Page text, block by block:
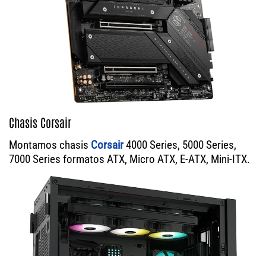
Chasis Corsair
Montamos chasis Corsair4000 Series, 5000 Series,
7000 Series formatos ATX, Micro ATX, E-ATX, Mini-ITX.